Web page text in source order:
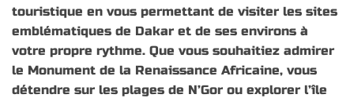
touristique en vous permettant de visiter les sites
emblématiques de Dakar et de ses environs à
votre propre rythme. Que vous souhaitiez admirer
le Monument de la Renaissance Africaine, vous
détendre sur les plages de N’Gor ou explorer l’île